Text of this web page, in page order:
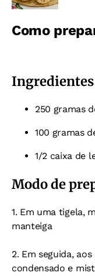
Como
Ingredientes
250 gramas
100 gramas
1/2 caixa de
Modo de
1. Em uma tigela,
manteiga
2. Em seguida,
condensado e